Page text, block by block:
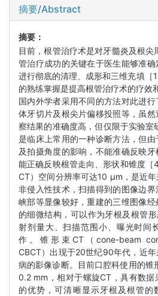
摘要/Abstract
摘要：
目前，根管治疗术是对牙髓炎及根
管治疗成功的关键在于医生能够准
进行彻底的清理、成形和三维充填［
的熟练掌握是提高根管治疗术的疗效
国内外学者采用不同的方法对此进
体牙切片及根尖片偏移投照等，虽
察结果的准确度高，但仅限于实验
是临床上常用的一种诊断方法，但
及拍摄角度的影响，不能准确反映
能正确反映根管走向、形状和锥度
CT）空间分辨率可达10 μm，是近
非侵入性技术，扫描得到的图像边
峡部等显像较好，重建的三维图像
的细微结构，可以作为牙根及根管
射剂量大、扫描范围小、曝光时间
作。锥形束CT（cone-beam
CBCT）出现于20世纪90年代，近
病的影像诊断。目前口腔科使用的锥
0.2 mm，相对于螺旋CT，具有数
的优势，可清晰显示牙根及根管